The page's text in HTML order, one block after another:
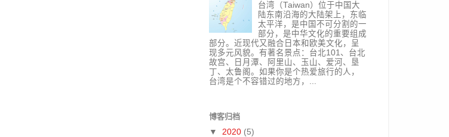
台湾（Taiwan）位于中国大
陆东南沿海的大陆架上，东临
太平洋，是中国不可分割的一
部分，是中华文化的重要组成
部分。近现代又融合日本和欧美文化，呈
现多元风貌。有著名景点：台北101、台北
故宫、日月潭、阿里山、玉山、爱河、垦
丁、太鲁阁。如果你是个热爱旅行的人，
台湾是个不容错过的地方，...
博客归档
▼ 2020 (5)